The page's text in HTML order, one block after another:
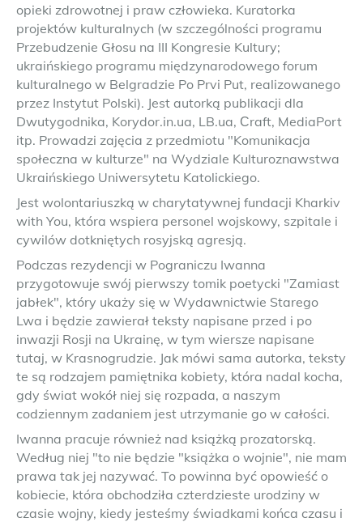
opieki zdrowotnej i praw człowieka. Kuratorka
projektów kulturalnych (w szczególności programu
Przebudzenie Głosu na III Kongresie Kultury;
ukraińskiego programu międzynarodowego forum
kulturalnego w Belgradzie Po Prvi Put, realizowanego
przez Instytut Polski). Jest autorką publikacji dla
Dwutygodnika, Korydor.in.ua, LB.ua, Сraft, MediaPort
itp. Prowadzi zajęcia z przedmiotu "Komunikacja
społeczna w kulturze" na Wydziale Kulturoznawstwa
Ukraińskiego Uniwersytetu Katolickiego.
Jest wolontariuszką w charytatywnej fundacji Kharkiv
with You, która wspiera personel wojskowy, szpitale i
cywilów dotkniętych rosyjską agresją.
Podczas rezydencji w Pograniczu Iwanna
przygotowuje swój pierwszy tomik poetycki "Zamiast
jabłek", który ukaży się w Wydawnictwie Starego
Lwa i będzie zawierał teksty napisane przed i po
inwazji Rosji na Ukrainę, w tym wiersze napisane
tutaj, w Krasnogrudzie. Jak mówi sama autorka, teksty
te są rodzajem pamiętnika kobiety, która nadal kocha,
gdy świat wokół niej się rozpada, a naszym
codziennym zadaniem jest utrzymanie go w całości.
Iwanna pracuje również nad książką prozatorską.
Według niej "to nie będzie "książka o wojnie", nie mam
prawa tak jej nazywać. To powinna być opowieść o
kobiecie, która obchodziła czterdzieste urodziny w
czasie wojny, kiedy jesteśmy świadkami końca czasu i